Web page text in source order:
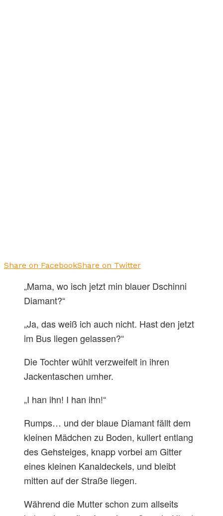
Share on FacebookShare on Twitter
„Mama, wo isch jetzt min blauer Dschinni
Diamant?“
„Ja, das weiß ich auch nicht. Hast den jetzt
im Bus liegen gelassen?“
Die Tochter wühlt verzweifelt in ihren
Jackentaschen umher.
„I han ihn! I han ihn!“
Rumps… und der blaue Diamant fällt dem
kleinen Mädchen zu Boden, kullert entlang
des Gehsteiges, knapp vorbei am Gitter
eines kleinen Kanaldeckels, und bleibt
mitten auf der Straße liegen.
Während die Mutter schon zum allseits